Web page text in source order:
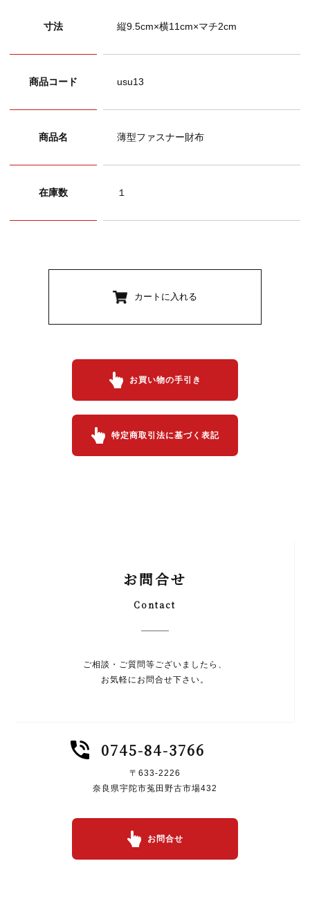
寸法 縦9.5cm×横11cm×マチ2cm
商品コード usu13
商品名 薄型ファスナー財布
在庫数 １
カートに入れる
お買い物の手引き
特定商取引法に基づく表記
お問合せ
Contact
ご相談・ご質問等ございましたら、
お気軽にお問合せ下さい。
0745-84-3766
〒633-2226
奈良県宇陀市菟田野古市場432
お問合せ